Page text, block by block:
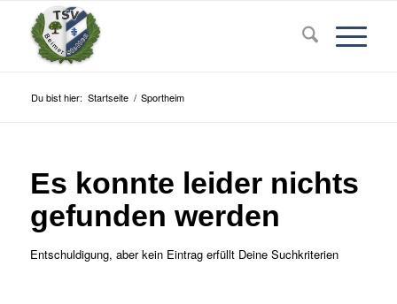
Du bist hier: Startseite / Sportheim
Es konnte leider nichts
gefunden werden
Entschuldigung, aber kein Eintrag erfüllt Deine Suchkriterien